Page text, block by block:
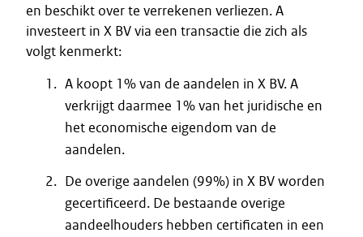
en beschikt over te verrekenen verliezen. A
investeert in X BV via een transactie die zich als
volgt kenmerkt:
A koopt 1% van de aandelen in X BV. A
verkrijgt daarmee 1% van het juridische en
het economische eigendom van de
aandelen.
De overige aandelen (99%) in X BV worden
gecertificeerd. De bestaande overige
aandeelhouders hebben certificaten in een